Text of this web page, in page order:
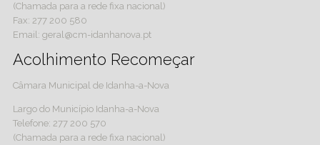
(Chamada para a rede fixa nacional)
Fax: 277 200 580
Email: geral@cm-idanhanova.pt
Acolhimento Recomeçar
Câmara Municipal de Idanha-a-Nova
Largo do Município Idanha-a-Nova
Telefone: 277 200 570
(Chamada para a rede fixa nacional)